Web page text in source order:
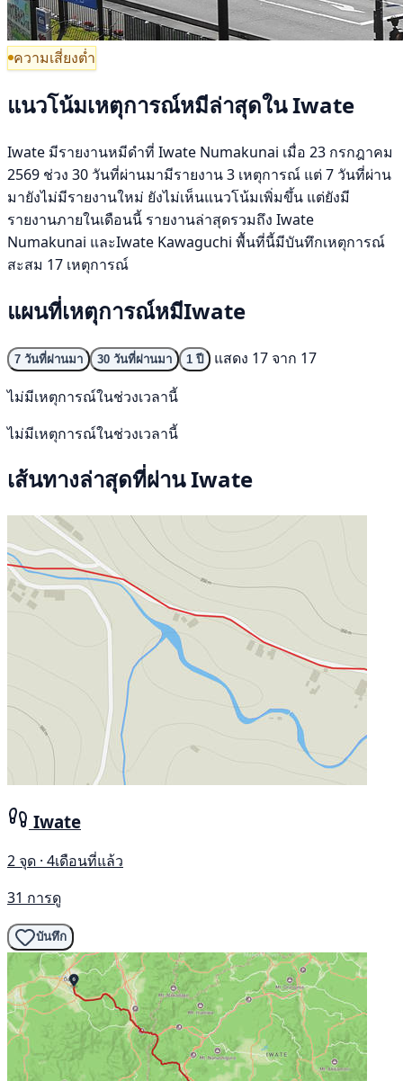
ความเสี่ยงต่ำ
แนวโน้มเหตุการณ์หมีล่าสุดใน Iwate
Iwate มีรายงานหมีดำที่ Iwate Numakunai เมื่อ 23 กรกฎาคม
2569 ช่วง 30 วันที่ผ่านมามีรายงาน 3 เหตุการณ์ แต่ 7 วันที่ผ่าน
มายังไม่มีรายงานใหม่ ยังไม่เห็นแนวโน้มเพิ่มขึ้น แต่ยังมี
รายงานภายในเดือนนี้ รายงานล่าสุดรวมถึง Iwate
Numakunai และIwate Kawaguchi พื้นที่นี้มีบันทึกเหตุการณ์
สะสม 17 เหตุการณ์
แผนที่เหตุการณ์หมีIwate
7 วันที่ผ่านมา 30 วันที่ผ่านมา 1 ปี
แสดง 17 จาก 17
ไม่มีเหตุการณ์ในช่วงเวลานี้
ไม่มีเหตุการณ์ในช่วงเวลานี้
เส้นทางล่าสุดที่ผ่าน Iwate
Iwate
2 จุด · 4เดือนที่แล้ว
31 การดู
บันทึก